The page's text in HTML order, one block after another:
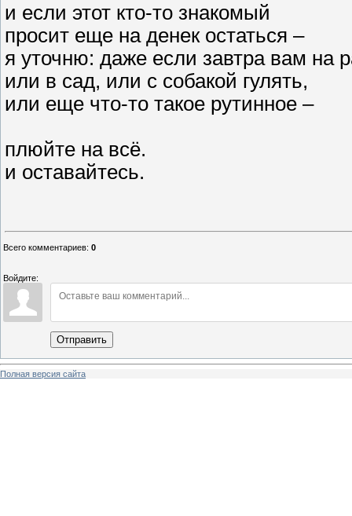
и если этот кто-то знакомый
просит еще на денек остаться –
я уточню: даже если завтра вам на
или в сад, или с собакой гулять,
или еще что-то такое рутинное –
плюйте на всё.
и оставайтесь.
Всего комментариев: 0
Войдите:
Отправить
Полная версия сайта